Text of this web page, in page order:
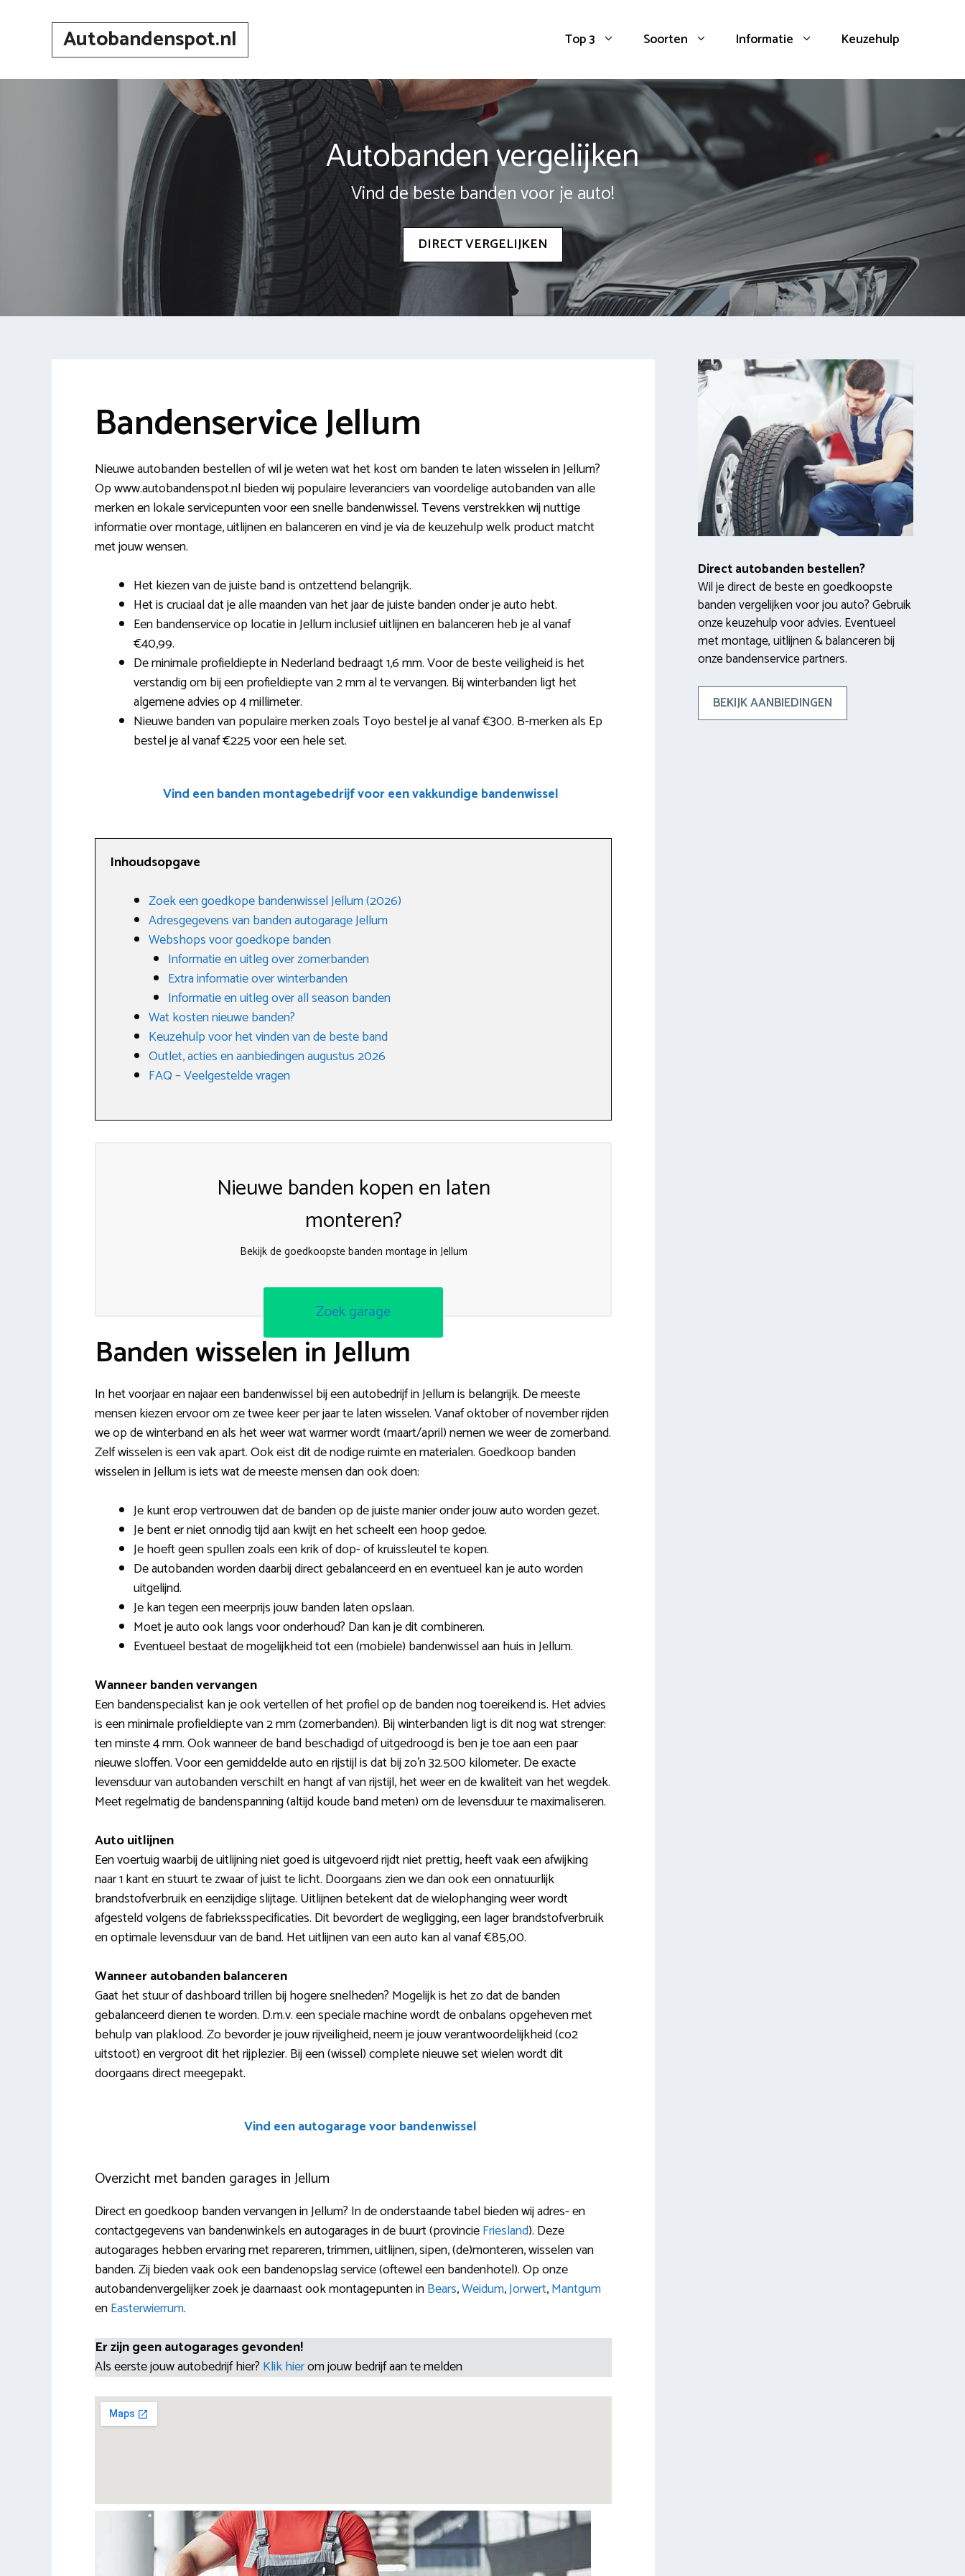
Autobandenspot.nl Top 3 Soorten Informatie Keuzehulp
Autobanden vergelijken
Vind de beste banden voor je auto!
DIRECT VERGELIJKEN
Bandenservice Jellum
Nieuwe autobanden bestellen of wil je weten wat het kost om banden te laten wisselen in Jellum?
Op www.autobandenspot.nl bieden wij populaire leveranciers van voordelige autobanden van alle
merken en lokale servicepunten voor een snelle bandenwissel. Tevens verstrekken wij nuttige
informatie over montage, uitlijnen en balanceren en vind je via de keuzehulp welk product matcht
met jouw wensen.
Het kiezen van de juiste band is ontzettend belangrijk.
Het is cruciaal dat je alle maanden van het jaar de juiste banden onder je auto hebt.
Een bandenservice op locatie in Jellum inclusief uitlijnen en balanceren heb je al vanaf
€40,99.
De minimale profieldiepte in Nederland bedraagt 1,6 mm. Voor de beste veiligheid is het
verstandig om bij een profieldiepte van 2 mm al te vervangen. Bij winterbanden ligt het
algemene advies op 4 millimeter.
Nieuwe banden van populaire merken zoals Toyo bestel je al vanaf €300. B-merken als Ep
bestel je al vanaf €225 voor een hele set.
Vind een banden montagebedrijf voor een vakkundige bandenwissel
Inhoudsopgave
Zoek een goedkope bandenwissel Jellum (2026)
Adresgegevens van banden autogarage Jellum
Webshops voor goedkope banden
Informatie en uitleg over zomerbanden
Extra informatie over winterbanden
Informatie en uitleg over all season banden
Wat kosten nieuwe banden?
Keuzehulp voor het vinden van de beste band
Outlet, acties en aanbiedingen augustus 2026
FAQ – Veelgestelde vragen
Nieuwe banden kopen en laten
monteren?
Bekijk de goedkoopste banden montage in Jellum
Zoek garage
Banden wisselen in Jellum
In het voorjaar en najaar een bandenwissel bij een autobedrijf in Jellum is belangrijk. De meeste
mensen kiezen ervoor om ze twee keer per jaar te laten wisselen. Vanaf oktober of november rijden
we op de winterband en als het weer wat warmer wordt (maart/april) nemen we weer de zomerband.
Zelf wisselen is een vak apart. Ook eist dit de nodige ruimte en materialen. Goedkoop banden
wisselen in Jellum is iets wat de meeste mensen dan ook doen:
Je kunt erop vertrouwen dat de banden op de juiste manier onder jouw auto worden gezet.
Je bent er niet onnodig tijd aan kwijt en het scheelt een hoop gedoe.
Je hoeft geen spullen zoals een krik of dop- of kruissleutel te kopen.
De autobanden worden daarbij direct gebalanceerd en en eventueel kan je auto worden
uitgelijnd.
Je kan tegen een meerprijs jouw banden laten opslaan.
Moet je auto ook langs voor onderhoud? Dan kan je dit combineren.
Eventueel bestaat de mogelijkheid tot een (mobiele) bandenwissel aan huis in Jellum.
Wanneer banden vervangen
Een bandenspecialist kan je ook vertellen of het profiel op de banden nog toereikend is. Het advies
is een minimale profieldiepte van 2 mm (zomerbanden). Bij winterbanden ligt is dit nog wat strenger:
ten minste 4 mm. Ook wanneer de band beschadigd of uitgedroogd is ben je toe aan een paar
nieuwe sloffen. Voor een gemiddelde auto en rijstijl is dat bij zo’n 32.500 kilometer. De exacte
levensduur van autobanden verschilt en hangt af van rijstijl, het weer en de kwaliteit van het wegdek.
Meet regelmatig de bandenspanning (altijd koude band meten) om de levensduur te maximaliseren.
Auto uitlijnen
Een voertuig waarbij de uitlijning niet goed is uitgevoerd rijdt niet prettig, heeft vaak een afwijking
naar 1 kant en stuurt te zwaar of juist te licht. Doorgaans zien we dan ook een onnatuurlijk
brandstofverbruik en eenzijdige slijtage. Uitlijnen betekent dat de wielophanging weer wordt
afgesteld volgens de fabrieksspecificaties. Dit bevordert de wegligging, een lager brandstofverbruik
en optimale levensduur van de band. Het uitlijnen van een auto kan al vanaf €85,00.
Wanneer autobanden balanceren
Gaat het stuur of dashboard trillen bij hogere snelheden? Mogelijk is het zo dat de banden
gebalanceerd dienen te worden. D.m.v. een speciale machine wordt de onbalans opgeheven met
behulp van plaklood. Zo bevorder je jouw rijveiligheid, neem je jouw verantwoordelijkheid (co2
uitstoot) en vergroot dit het rijplezier. Bij een (wissel) complete nieuwe set wielen wordt dit
doorgaans direct meegepakt.
Vind een autogarage voor bandenwissel
Overzicht met banden garages in Jellum
Direct en goedkoop banden vervangen in Jellum? In de onderstaande tabel bieden wij adres- en
contactgegevens van bandenwinkels en autogarages in de buurt (provincieFriesland). Deze
autogarages hebben ervaring met repareren, trimmen, uitlijnen, sipen, (de)monteren, wisselen van
banden. Zij bieden vaak ook een bandenopslag service (oftewel een bandenhotel). Op onze
autobandenvergelijker zoek je daarnaast ook montagepunten inBears,Weidum,Jorwert,Mantgum
enEasterwierrum.
Er zijn geen autogarages gevonden!
Als eerste jouw autobedrijf hier? Klik hierom jouw bedrijf aan te melden
Direct autobanden bestellen?
Wil je direct de beste en goedkoopste
banden vergelijken voor jou auto? Gebruik
onze keuzehulp voor advies. Eventueel
met montage, uitlijnen & balanceren bij
onze bandenservice partners.
BEKIJK AANBIEDINGEN